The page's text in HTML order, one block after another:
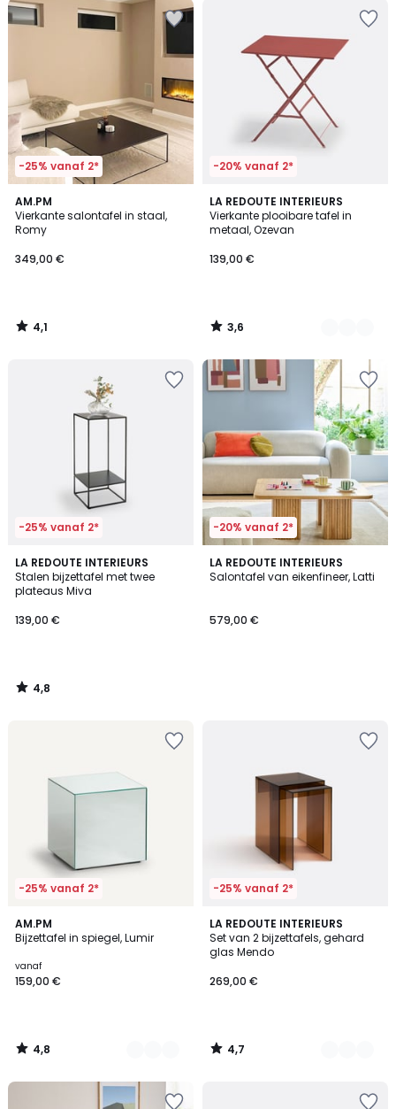
-25% vanaf 2*
AM.PM
Vierkante salontafel in staal,
Romy
349,00 €
4,1
/ 5
4,1
/
-20% vanaf 2*
LA REDOUTE INTERIEURS
Vierkante plooibare tafel in
metaal, Ozevan
139,00 €
3,6
/ 5
3
Kleuren
3,6
/
-25% vanaf 2*
LA REDOUTE INTERIEURS
Stalen bijzettafel met twee
plateaus Miva
139,00 €
4,8
/ 5
4,8
/
-20% vanaf 2*
LA REDOUTE INTERIEURS
Salontafel van eikenfineer, Latti
579,00 €
-25% vanaf 2*
AM.PM
Bijzettafel in spiegel, Lumir
vanaf
159,00 €
4,8
/ 5
2
Kleuren
4,8
/
-25% vanaf 2*
LA REDOUTE INTERIEURS
Set van 2 bijzettafels, gehard
glas Mendo
269,00 €
4,7
/ 5
2
Kleuren
4,7
/